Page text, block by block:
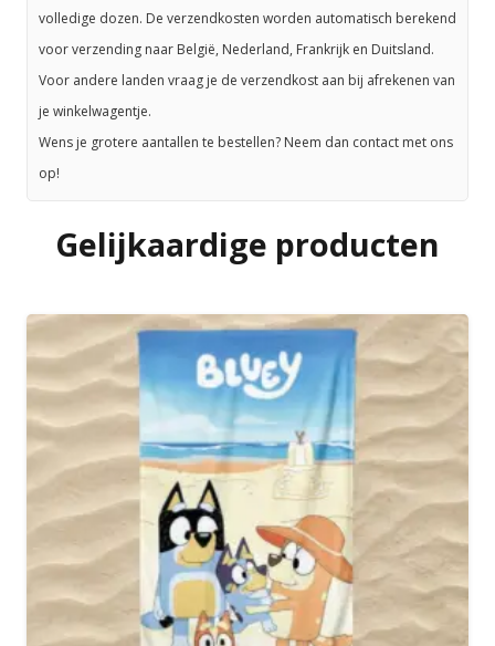
volledige dozen. De verzendkosten worden automatisch berekend
voor verzending naar België, Nederland, Frankrijk en Duitsland.
Voor andere landen vraag je de verzendkost aan bij afrekenen van
je winkelwagentje.
Wens je grotere aantallen te bestellen? Neem dan contact met ons
op!
Gelijkaardige producten